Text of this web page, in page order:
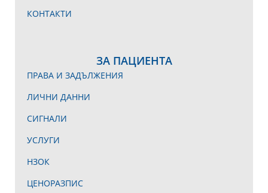
КОНТАКТИ
ЗА ПАЦИЕНТА
ПРАВА И ЗАДЪЛЖЕНИЯ
ЛИЧНИ ДАННИ
СИГНАЛИ
УСЛУГИ
НЗОК
ЦЕНОРАЗПИС